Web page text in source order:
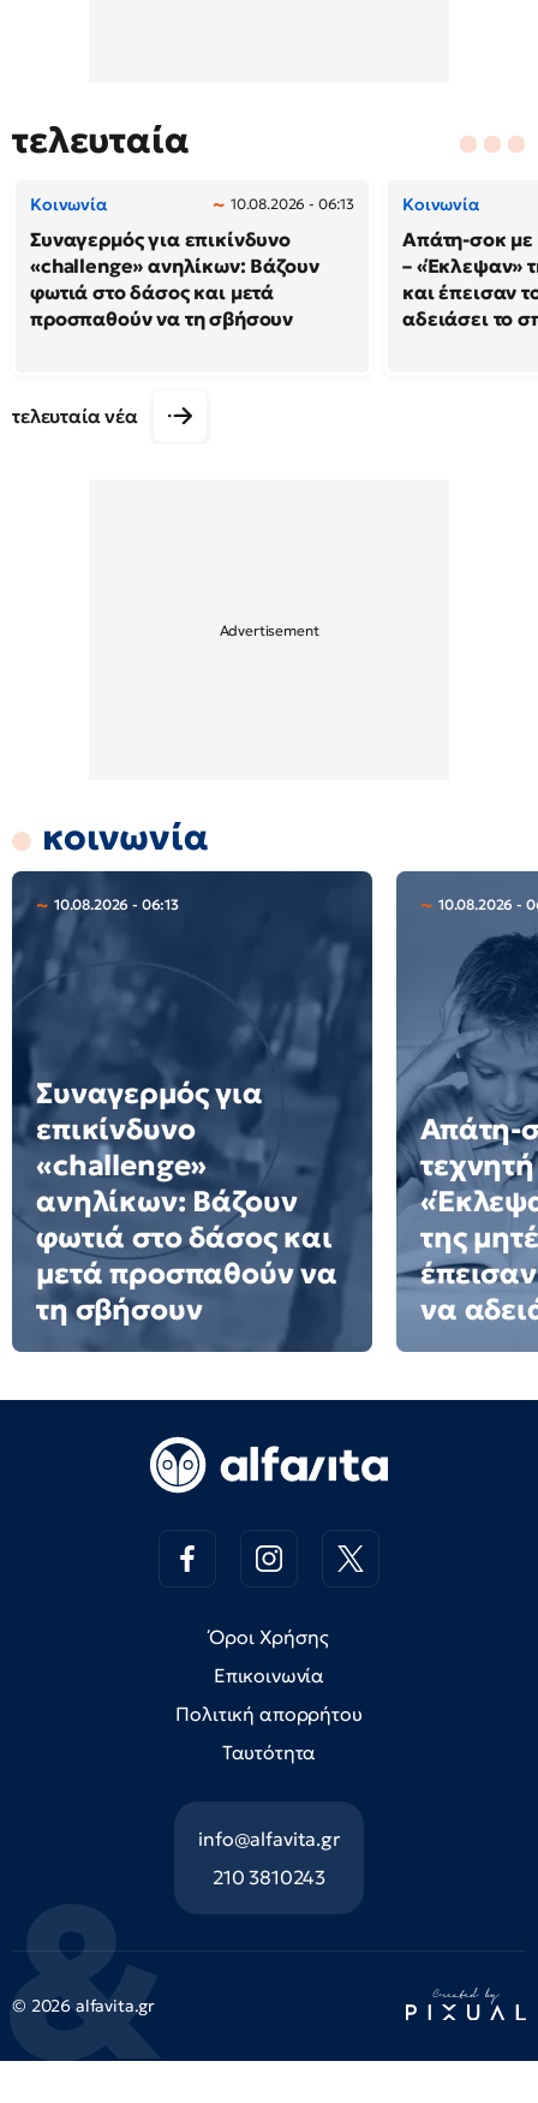
τελευταία
Κοινωνία 10.08.2026 - 06:13
Συναγερμός για επικίνδυνο
«challenge» ανηλίκων: Βάζουν
φωτιά στο δάσος και μετά
προσπαθούν να τη σβήσουν
Κοινωνία
Απάτη-σοκ με
– «Έκλεψαν»
και έπεισαν
αδειάσει το
τελευταία νέα
κοινωνία
10.08.2026 - 06:13
Συναγερμός για
επικίνδυνο
«challenge»
ανηλίκων: Βάζουν
φωτιά στο δάσος και
μετά προσπαθούν να
τη σβήσουν
10.08.2026 -
Απάτη-
της
να
Όροι Χρήσης
Επικοινωνία
Πολιτική απορρήτου
Ταυτότητα
info@alfavita.gr
210 3810243
© 2026 alfavita.gr